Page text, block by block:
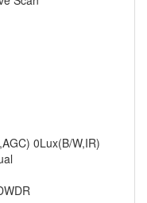
0Lux(B/W,IR)